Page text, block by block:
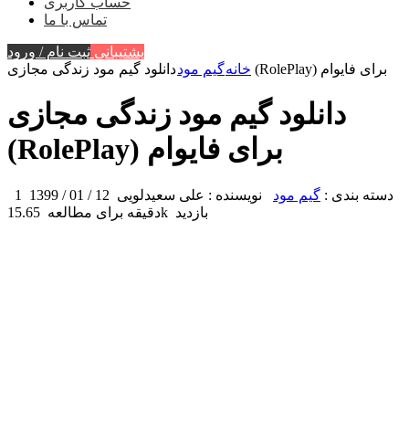
تماس با ما
پشتیبانی ثبت نام / ورود
خانهگیم مود دانلود گیم مود زندگی مجازی (RolePlay) برای فایوام
دانلود گیم مود زندگی مجازی
(RolePlay) برای فایوام
دسته بندی : گیم مود نویسنده : علی سعیدلویی
1
دقیقه برای مطالعه
15.65k بازدید